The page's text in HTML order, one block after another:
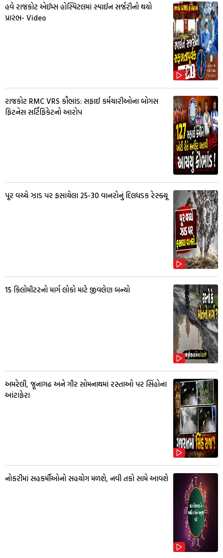
હવે રાજકોટ એઈમ્સ હોસ્પિટલમાં સ્પાઈન સર્જરીનો થયો
પ્રારંભ- Video
રાજકોટ RMC VRS કૌભાંડ: સફાઈ કર્મચારીઓના બોગસ
ફિટનેસ સર્ટિફિકેટનો આરોપ
પૂર વચ્ચે ઝાડ પર ફસાયેલા 25-30 વાનરોનું દિલધડક રેસ્ક્યૂ
15 કિલોમીટરનો માર્ગ લોકો માટે જીવલેણ બન્યો
અમરેલી, જૂનાગઢ અને ગીર સોમનાથમાં રસ્તાઓ પર સિંહોના
આંટાફેરા
નોકરીમાં સહકર્મીઓનો સહયોગ મળશે, નવી તકો સામે આવશે